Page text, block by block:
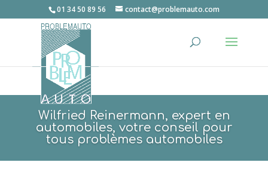
01 34 50 89 56 contact@problemauto.com
Wilfried Reinermann, expert en
automobiles, votre conseil pour
tous problèmes automobiles